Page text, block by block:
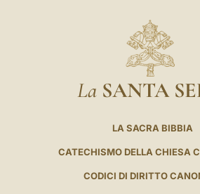
La SANTA
LA SACRA BIBBIA
CATECHISMO DELLA CHIESA
CODICI DI DIRITTO